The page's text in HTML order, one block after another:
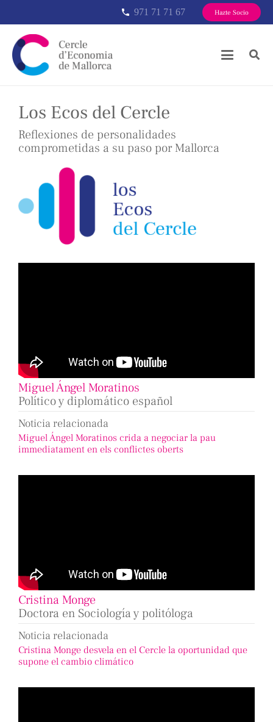
phone 971 71 71 67 Hazte Socio
Los Ecos del Cercle
Reflexiones de personalidades
comprometidas a su paso por Mallorca
Miguel Ángel Moratinos
Político y diplomático español
Noticia relacionada
Miguel Ángel Moratinos crida a negociar la pau
immediatament en els conflictes oberts
Cristina Monge
Doctora en Sociología y politóloga
Noticia relacionada
Cristina Monge desvela en el Cercle la oportunidad que
supone el cambio climático